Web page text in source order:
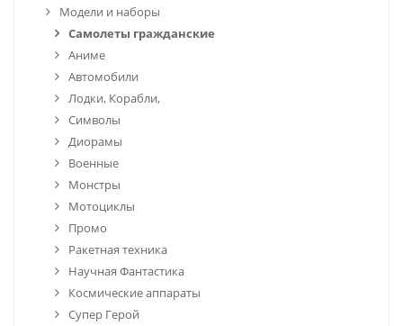
Модели и наборы
Самолеты гражданские
Аниме
Автомобили
Лодки, Корабли,
Символы
Диорамы
Военные
Монстры
Мотоциклы
Промо
Ракетная техника
Научная Фантастика
Космические аппараты
Супер Герой